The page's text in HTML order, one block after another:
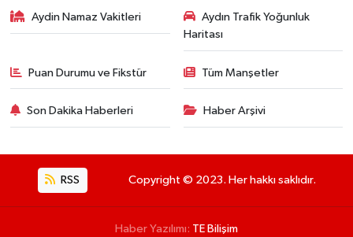
Aydin Namaz Vakitleri
Aydın Trafik Yoğunluk
Haritası
Puan Durumu ve Fikstür Tüm Manşetler
Son Dakika Haberleri Haber Arşivi
RSS Copyright © 2023. Her hakkı saklıdır.
Haber Yazılımı: TE Bilişim